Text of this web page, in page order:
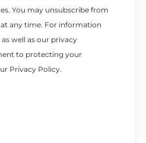
You may unsubscribe from
any time. For information
well as our privacy
to protecting your
Privacy Policy.